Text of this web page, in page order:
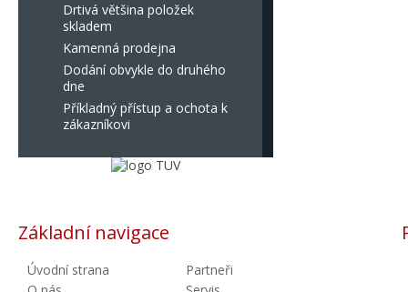
Drtivá většina položek
skladem
Kamenná prodejna
Dodání obvykle do druhého
dne
Příkladný přístup a ochota k
zákazníkovi
Základní navigace
Úvodní strana
Partneři